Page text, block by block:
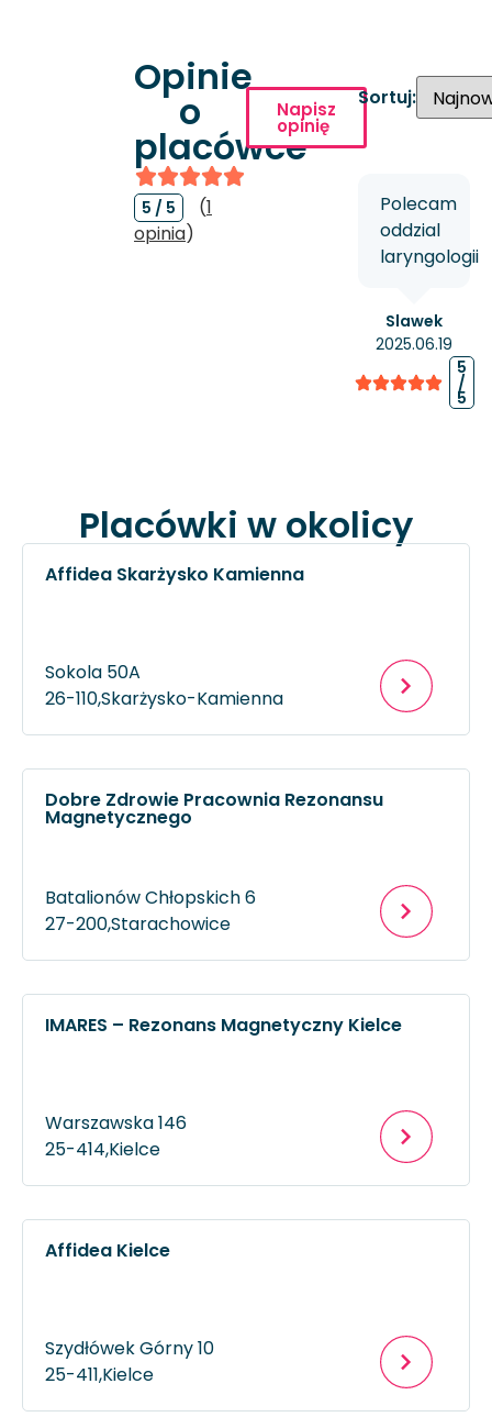
Opinie
o
placówce
5 / 5 (1
opinia)
Napisz
opinię
Sortuj:
Slawek
2025.06.19
5
/
5
Polecam
oddzial
laryngologii
Placówki w okolicy
Affidea Skarżysko Kamienna
Sokola 50A
26-110,Skarżysko-Kamienna
Dobre Zdrowie Pracownia Rezonansu
Magnetycznego
Batalionów Chłopskich 6
27-200,Starachowice
IMARES – Rezonans Magnetyczny Kielce
Warszawska 146
25-414,Kielce
Affidea Kielce
Szydłówek Górny 10
25-411,Kielce